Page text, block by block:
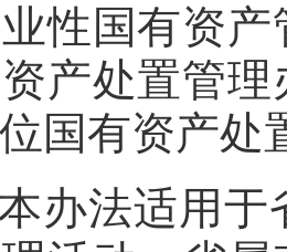
性国有资
产处置管
国有资产处
办法适用